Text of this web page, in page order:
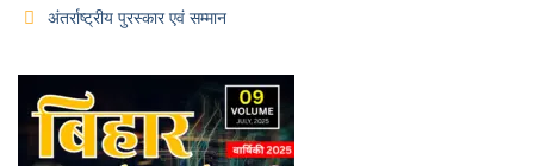
अंतर्राष्ट्रीय पुरस्कार एवं सम्मान